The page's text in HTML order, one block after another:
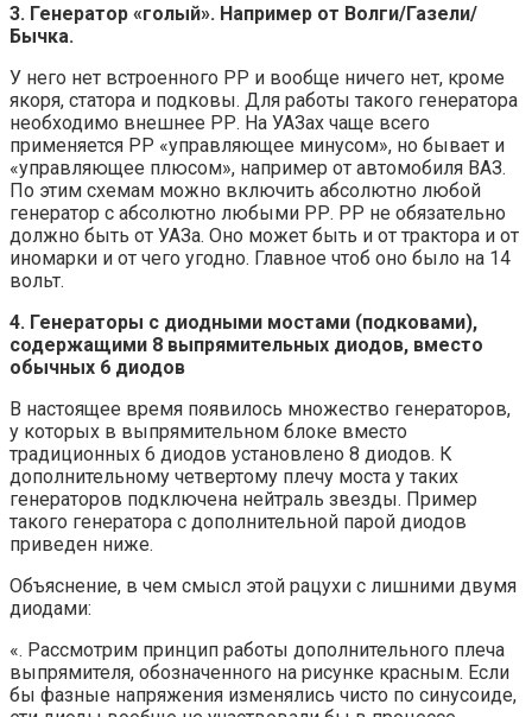
3. Генератор «голый». Например от Волги/Газели/
Бычка.
У него нет встроенного РР и вообще ничего нет, кроме
якоря, статора и подковы. Для работы такого генератора
необходимо внешнее РР. На УАЗах чаще всего
применяется РР «управляющее минусом», но бывает и
«управляющее плюсом», например от автомобиля ВАЗ.
По этим схемам можно включить абсолютно любой
генератор с абсолютно любыми РР. РР не обязательно
должно быть от УАЗа. Оно может быть и от трактора и от
иномарки и от чего угодно. Главное чтоб оно было на 14
вольт.
4. Генераторы с диодными мостами (подковами),
содержащими 8 выпрямительных диодов, вместо
обычных 6 диодов
В настоящее время появилось множество генераторов,
у которых в выпрямительном блоке вместо
традиционных 6 диодов установлено 8 диодов. К
дополнительному четвертому плечу моста у таких
генераторов подключена нейтраль звезды. Пример
такого генератора с дополнительной парой диодов
приведен ниже.
Объяснение, в чем смысл этой рацухи с лишними двумя
диодами:
«. Рассмотрим принцип работы дополнительного плеча
выпрямителя, обозначенного на рисунке красным. Если
бы фазные напряжения изменялись чисто по синусоиде,